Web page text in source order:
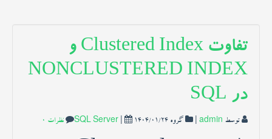
مقاله ها
تفاوت Clustered Index و
NONCLUSTERED INDEX
در SQL
توسط admin گروه SQL Server 1404/01/24 نظرات 0